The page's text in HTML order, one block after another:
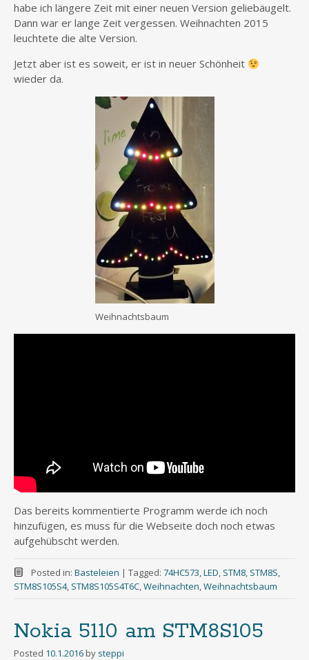
habe ich längere Zeit mit einer neuen Version geliebäugelt.
Dann war er lange Zeit vergessen. Weihnachten 2015
leuchtete die alte Version.
Jetzt aber ist es soweit, er ist in neuer Schönheit
wieder da.
Weihnachtsbaum
Das bereits kommentierte Programm werde ich noch
hinzufügen, es muss für die Webseite doch noch etwas
aufgehübscht werden.
Posted in: Basteleien | Tagged: 74HC573 LED STM8, STM8S
STM8S105S4, STM8S105S4T6C Weihnachten Weihnachtsbaum
Nokia 5110 am STM8S105
Posted 10.1.2016 by steppi